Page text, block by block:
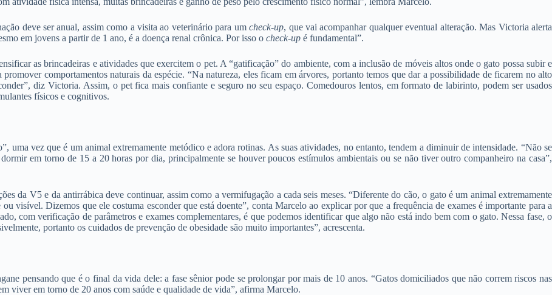
deve ser anual, assim como a visita ao veterinário para umcheck-up, que vai acompanhar qualquer eventual alteração. Mas Victoria alerta
em jovens a partir de 1 ano, é a doença renal crônica. Por isso o check-up é fundamental”.
as brincadeiras e atividades que exercitem o pet. A “gatificação” do ambiente, com a inclusão de móveis altos onde o gato possa subir e
comportamentos naturais da espécie. “Na natureza, eles ficam em árvores, portanto temos que dar a possibilidade de ficarem no alto
diz Victoria. Assim, o pet fica mais confiante e seguro no seu espaço. Comedouros lentos, em formato de labirinto, podem ser usados
físicos e cognitivos.
uma vez que é um animal extremamente metódico e adora rotinas. As suas atividades, no entanto, tendem a diminuir de intensidade. “Não se
em torno de 15 a 20 horas por dia, principalmente se houver poucos estímulos ambientais ou se não tiver outro companheiro na casa”,
da V5 e da antirrábica deve continuar, assim como a vermifugação a cada seis meses. “Diferente do cão, o gato é um animal extremamente
visível. Dizemos que ele costuma esconder que está doente”, conta Marcelo ao explicar por que a frequência de exames é importante para a
com verificação de parâmetros e exames complementares, é que podemos identificar que algo não está indo bem com o gato. Nessa fase, o
portanto os cuidados de prevenção de obesidade são muito importantes”, acrescenta.
pensando que é o final da vida dele: a fase sênior pode se prolongar por mais de 10 anos. “Gatos domiciliados que não correm riscos nas
viver em torno de 20 anos com saúde e qualidade de vida”, afirma Marcelo.